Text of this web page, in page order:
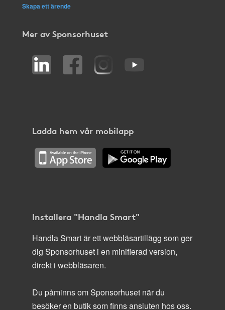
Skapa ett ärende
Mer av Sponsorhuset
Ladda hem vår mobilapp
Installera "Handla Smart"
Handla Smart är ett webbläsartillägg som ger
dig Sponsorhuset i en minifierad version,
direkt i webbläsaren.
Du påminns om Sponsorhuset när du
besöker en butik som finns ansluten hos oss.